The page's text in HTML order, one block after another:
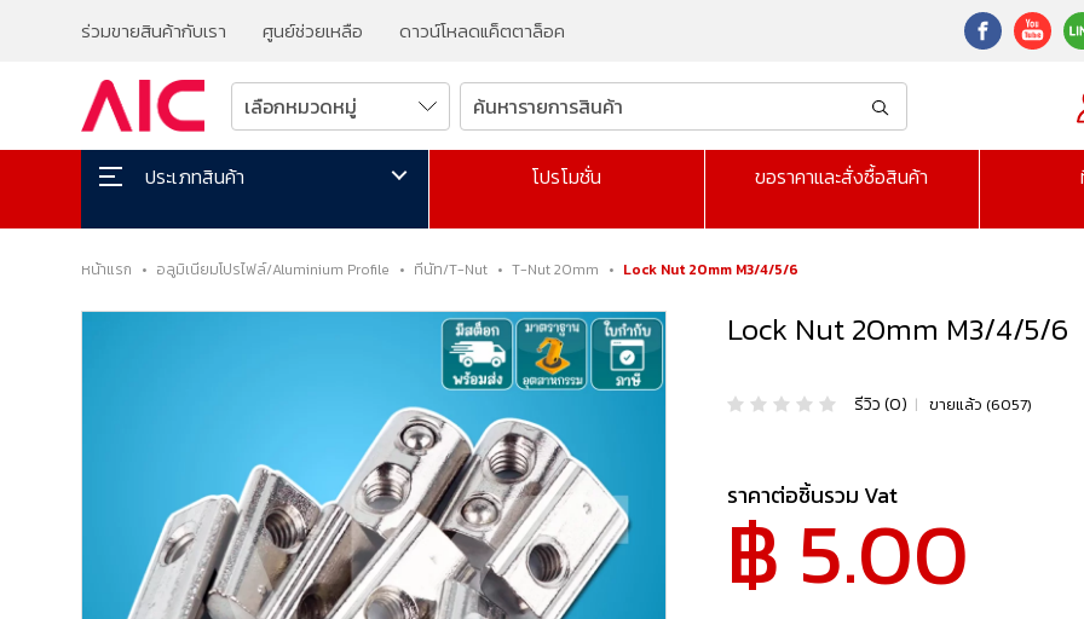
ร่วมขายสินค้ากับเรา ศูนย์ช่วยเหลือ ดาวน์โหลดแค็ตตาล็อค
ประเภทสินค้า โปรโมชั่น ขอราคาและสั่งซื้อสินค้า
หน้าแรก • อลูมิเนียมโปรไฟล์/Aluminium Profile • ทีนัท/T-Nut • T-Nut 20mm • Lock Nut 20mm M3/4/5/6
Lock Nut 20mm M3/4/5/6
รีวิว (0) | ขายแล้ว (6057)
ราคาต่อชิ้นรวม Vat
฿ 5.00